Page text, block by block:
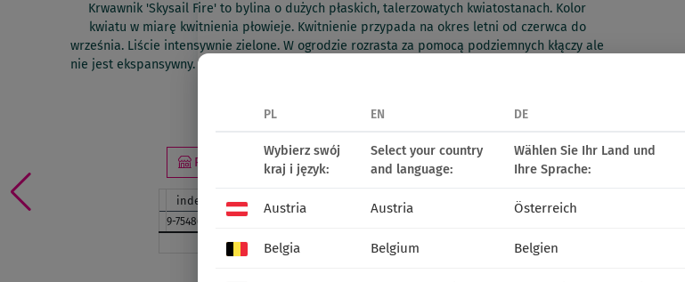
Krwawnik 'Skysail Fire' to bylina o dużych płaskich, talerzowatych kwiatostanach. Kolor
kwiatu w miarę kwitnienia płowieje. Kwitnienie przypada na okres letni od czerwca do
września. Liście intensywnie zielone. W ogrodzie rozrasta za pomocą podziemnych kłączy ale
nie jest ekspansywny. Po przekwitnięciu przyciąć roślinę przy ziemi, co wzmocni karpę przed
Produkt dostępny w punktach sprzedaży detalicznej
indeks nazwa standard opak.
9-75486-01
miesiąc:
PL EN DE
Wybierz swój
kraj i język:
Select your country
and language:
Wählen Sie Ihr Land und
Ihre Sprache:
Austria Austria Österreich
Belgia Belgium Belgien